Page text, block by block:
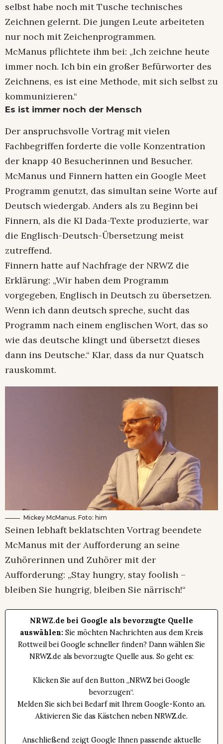
selbst habe noch mit Tusche technisches
Zeichnen gelernt. Die jungen Leute arbeiteten
nur noch mit Zeichenprogrammen.
McManus pflichtete ihm bei: „Ich zeichne heute
immer noch. Ich bin ein großer Befürworter des
Zeichnens, es ist eine Methode, mit sich selbst zu
kommunizieren.“
Es ist immer noch der Mensch
Der anspruchsvolle Vortrag mit vielen
Fachbegriffen forderte die volle Konzentration
der knapp 40 Besucherinnen und Besucher.
McManus und Finnern hatten ein Google Meet
Programm genutzt, das simultan seine Worte auf
Deutsch wiedergab. Anders als zu Beginn bei
Finnern, als die KI Dada-Texte produzierte, war
die Englisch-Deutsch-Übersetzung meist
zutreffend.
Finnern hatte auf Nachfrage der NRWZ die
Erklärung: „Wir haben dem Programm
vorgegeben, Englisch in Deutsch zu übersetzen.
Wenn ich dann deutsch spreche, sucht das
Programm nach einem englischen Wort, das so
wie das deutsche klingt und übersetzt dieses
dann ins Deutsche.“ Klar, dass da nur Quatsch
rauskommt.
Mickey McManus. Foto: him
Seinen lebhaft beklatschten Vortrag beendete
McManus mit der Aufforderung an seine
Zuhörerinnen und Zuhörer mit der
Aufforderung: „Stay hungry, stay foolish –
bleiben Sie hungrig, bleiben Sie närrisch!“
NRWZ.de bei Google als bevorzugte Quelle
auswählen: Sie möchten Nachrichten aus dem Kreis
Rottweil bei Google schneller finden? Dann wählen Sie
NRWZ.de als bevorzugte Quelle aus. So geht es:
Klicken Sie auf den Button „NRWZ bei Google
bevorzugen“.
Melden Sie sich bei Bedarf mit Ihrem Google-Konto an.
Aktivieren Sie das Kästchen neben NRWZ.de.
Anschließend zeigt Google Ihnen passende aktuelle